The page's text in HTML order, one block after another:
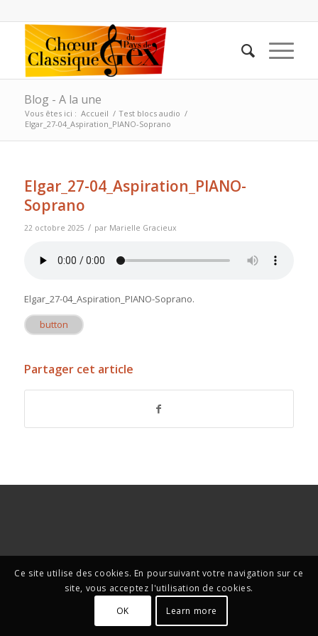
Blog - A la une
Vous êtes ici : Accueil / Test blocs audio /
Elgar_27-04_Aspiration_PIANO-Soprano
Elgar_27-04_Aspiration_PIANO-
Soprano
22 octobre 2025 / par Marielle Gracieux
Elgar_27-04_Aspiration_PIANO-Soprano.
button
Partager cet article
Ce site utilise des cookies. En poursuivant votre navigation sur ce
site, vous acceptez l'utilisation de cookies.
OK
Learn more